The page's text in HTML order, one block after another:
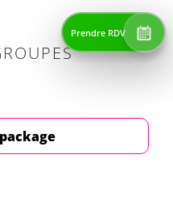
Prendre RDV